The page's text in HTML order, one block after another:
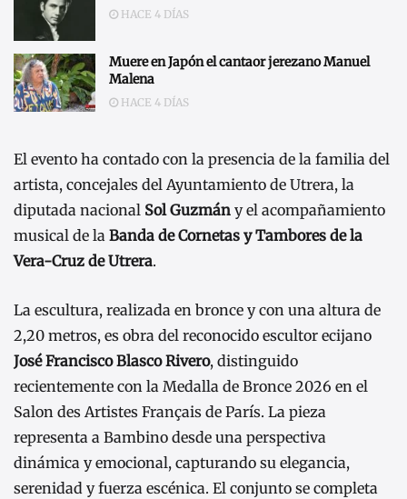
HACE 4 DÍAS
Muere en Japón el cantaor jerezano Manuel
Malena
HACE 4 DÍAS
El evento ha contado con la presencia de la familia del
artista, concejales del Ayuntamiento de Utrera, la
diputada nacional Sol Guzmán y el acompañamiento
musical de la Banda de Cornetas y Tambores de la
Vera-Cruz de Utrera.
La escultura, realizada en bronce y con una altura de
2,20 metros, es obra del reconocido escultor ecijano
José Francisco Blasco Rivero, distinguido
recientemente con la Medalla de Bronce 2026 en el
Salon des Artistes Français de París. La pieza
representa a Bambino desde una perspectiva
dinámica y emocional, capturando su elegancia,
serenidad y fuerza escénica. El conjunto se completa